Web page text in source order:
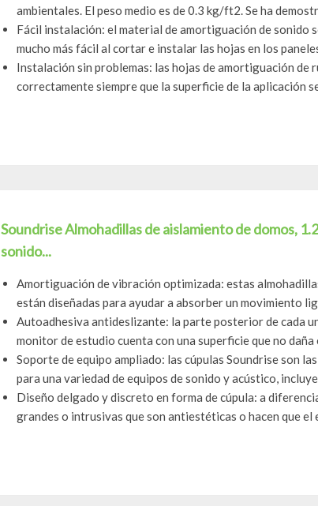
ambientales. El peso medio es de 0.3 kg/ft2. Se ha
Fácil instalación: el material de amortiguación de sonido
mucho más fácil al cortar e instalar las hojas en los
Instalación sin problemas: las hojas de amortiguación de
correctamente siempre que la superficie de la aplicación
Soundrise Almohadillas de aislamiento de domos,
sonido...
Amortiguación de vibración optimizada: estas
están diseñadas para ayudar a absorber un movimiento
Autoadhesiva antideslizante: la parte posterior de cada
monitor de estudio cuenta con una superficie que no daña
Soporte de equipo ampliado: las cúpulas Soundrise son
para una variedad de equipos de sonido y acústico,
Diseño delgado y discreto en forma de cúpula: a
grandes o intrusivas que son antiestéticas o hacen que el